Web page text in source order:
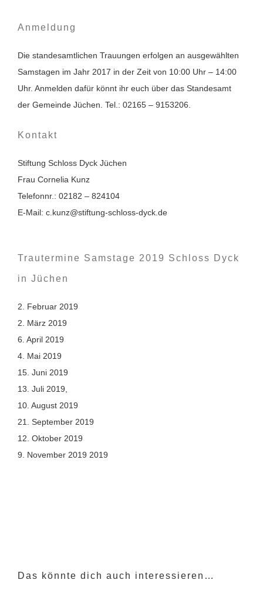
Anmeldung
Die standesamtlichen Trauungen erfolgen an ausgewählten
Samstagen im Jahr 2017 in der Zeit von 10:00 Uhr – 14:00
Uhr. Anmelden dafür könnt ihr euch über das Standesamt
der Gemeinde Jüchen. Tel.: 02165 – 9153206.
Kontakt
Stiftung Schloss Dyck Jüchen
Frau Cornelia Kunz
Telefonnr.: 02182 – 824104
E-Mail: c.kunz@stiftung-schloss-dyck.de
Trautermine Samstage 2019 Schloss Dyck
in Jüchen
2. Februar 2019
2. März 2019
6. April 2019
4. Mai 2019
15. Juni 2019
13. Juli 2019,
10. August 2019
21. September 2019
12. Oktober 2019
9. November 2019 2019
Das könnte dich auch interessieren…